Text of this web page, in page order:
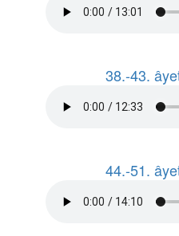
38.-43.
44.-51.